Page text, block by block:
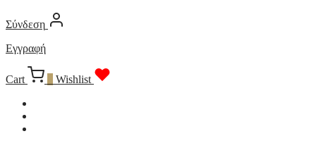
Σύνδεση
Εγγραφή
Cart Wishlist